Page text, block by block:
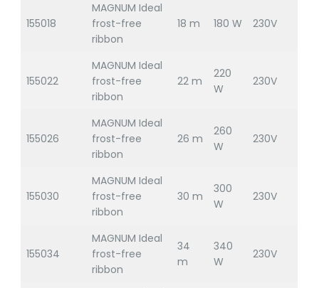
155018
MAGNUM Ideal
frost-free
ribbon
18 m 180 W 230V
155022
MAGNUM Ideal
frost-free
ribbon
22 m
220
W
230V
155026
MAGNUM Ideal
frost-free
ribbon
26 m
260
W
230V
155030
MAGNUM Ideal
frost-free
ribbon
30 m
300
W
230V
155034
MAGNUM Ideal
frost-free
ribbon
34
m
340
W
230V